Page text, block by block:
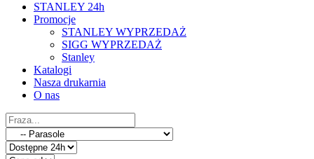
STANLEY 24h
Promocje
STANLEY WYPRZEDAŻ
SIGG WYPRZEDAŻ
Stanley
Katalogi
Nasza drukarnia
O nas